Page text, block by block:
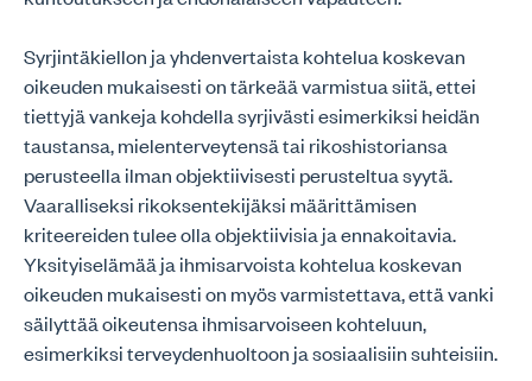
Syrjintäkiellon ja yhdenvertaista kohtelua koskevan
oikeuden mukaisesti on tärkeää varmistua siitä, ettei
tiettyjä vankeja kohdella syrjivästi esimerkiksi heidän
taustansa, mielenterveytensä tai rikoshistoriansa
perusteella ilman objektiivisesti perusteltua syytä.
Vaaralliseksi rikoksentekijäksi määrittämisen
kriteereiden tulee olla objektiivisia ja ennakoitavia.
Yksityiselämää ja ihmisarvoista kohtelua koskevan
oikeuden mukaisesti on myös varmistettava, että vanki
säilyttää oikeutensa ihmisarvoiseen kohteluun,
esimerkiksi terveydenhuoltoon ja sosiaalisiin suhteisiin.